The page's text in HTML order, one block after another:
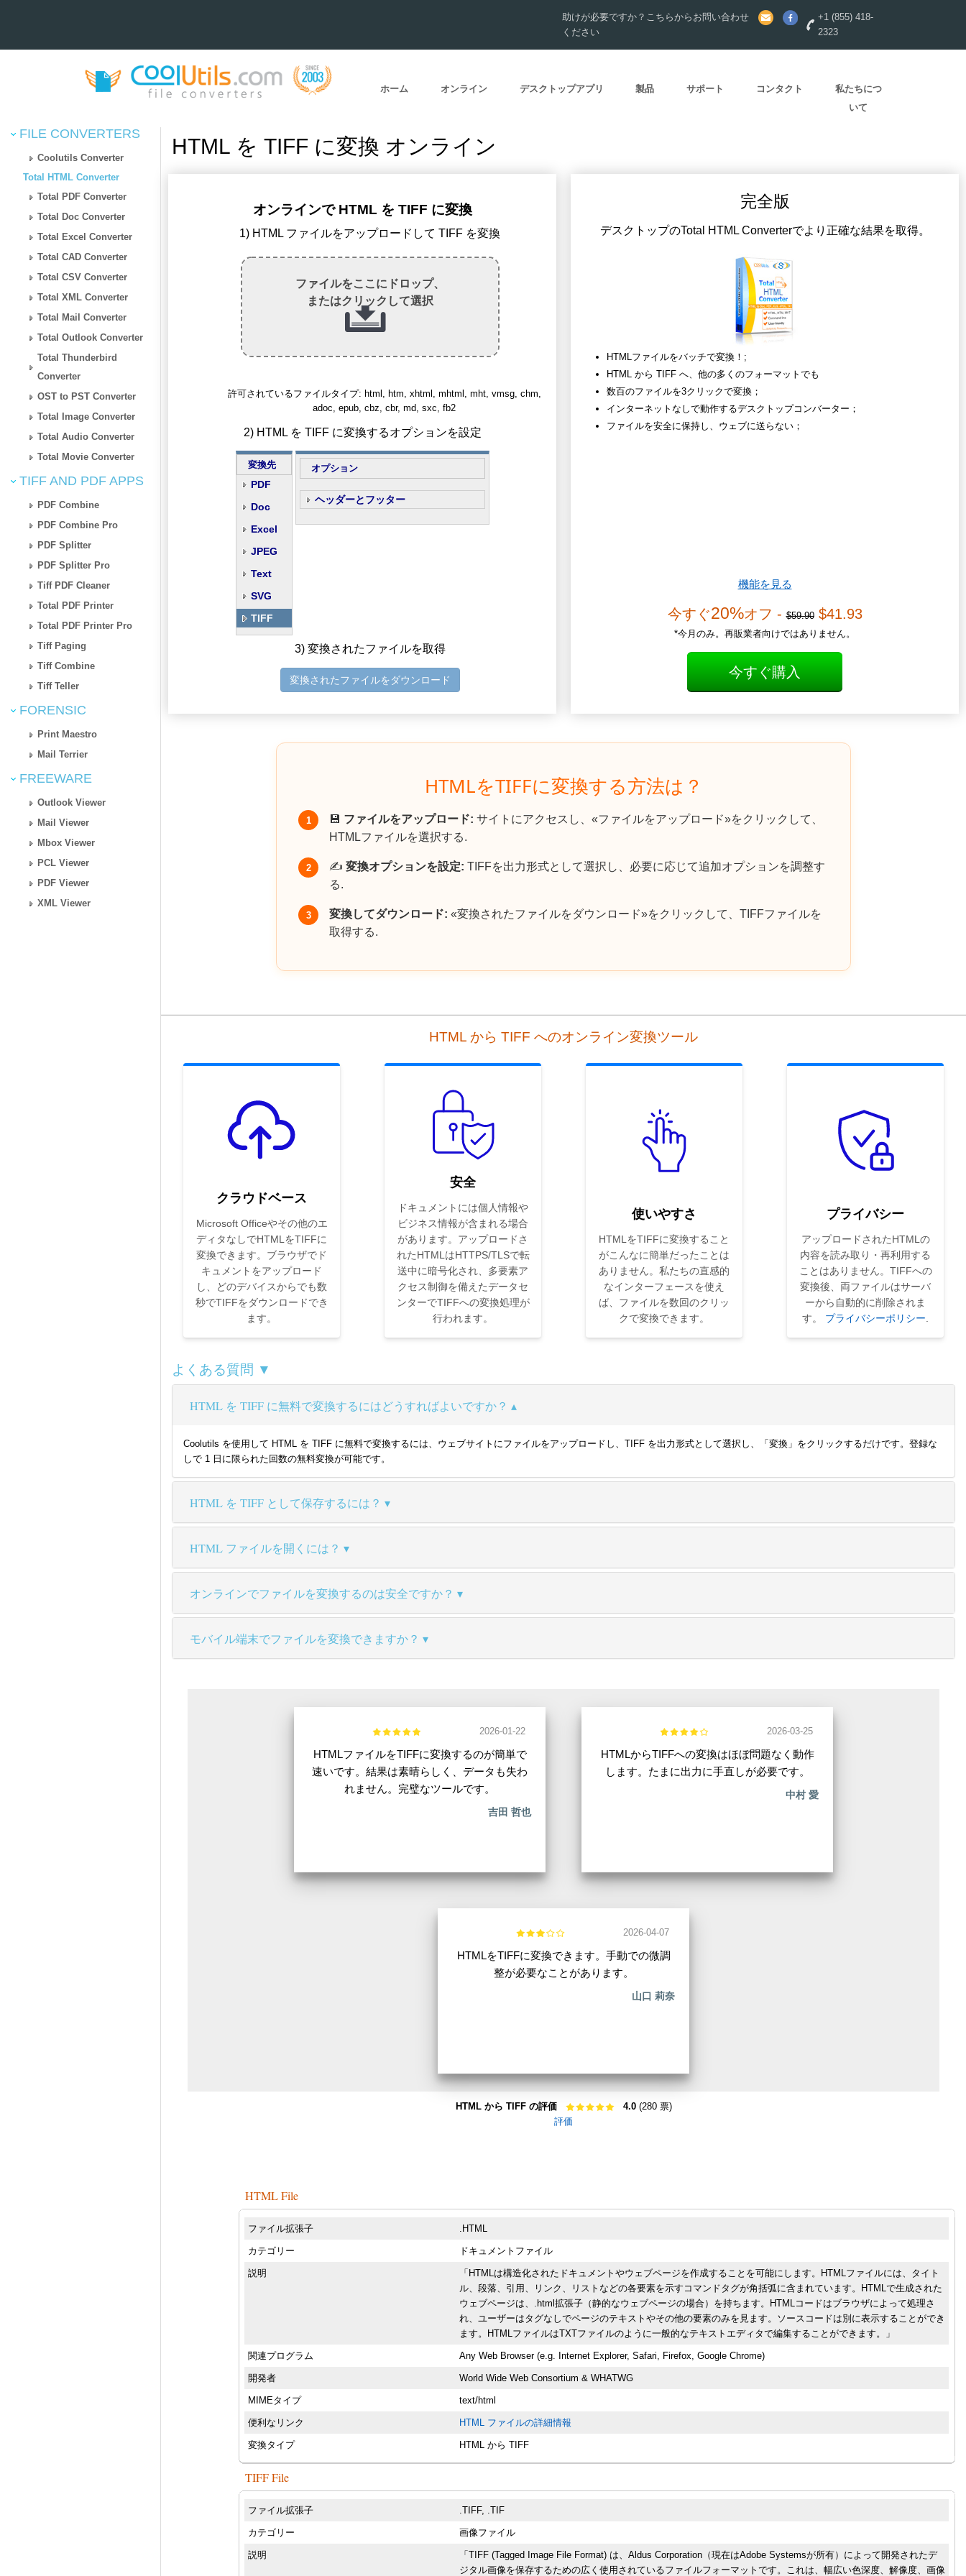
助けが必要ですか？こちらからお問い合わせ
ください
+1 (855) 418-
2323
ホーム オンライン デスクトップアプリ 製品 サポート コンタクト
私たちにつ
いて
FILE CONVERTERS
Coolutils Converter
Total HTML Converter
Total PDF Converter
Total Doc Converter
Total Excel Converter
Total CAD Converter
Total CSV Converter
Total XML Converter
Total Mail Converter
Total Outlook Converter
Total Thunderbird
Converter
OST to PST Converter
Total Image Converter
Total Audio Converter
Total Movie Converter
TIFF AND PDF APPS
PDF Combine
PDF Combine Pro
PDF Splitter
PDF Splitter Pro
Tiff PDF Cleaner
Total PDF Printer
Total PDF Printer Pro
Tiff Paging
Tiff Combine
Tiff Teller
FORENSIC
Print Maestro
Mail Terrier
FREEWARE
Outlook Viewer
Mail Viewer
Mbox Viewer
PCL Viewer
PDF Viewer
XML Viewer
HTML を TIFF に変換 オンライン
オンラインで HTML を TIFF に変換
1) HTML ファイルをアップロードして TIFF を変換
ファイルをここにドロップ、
またはクリックして選択
許可されているファイルタイプ: html, htm, xhtml, mhtml, mht, vmsg, chm,
adoc, epub, cbz, cbr, md, sxc, fb2
2) HTML を TIFF に変換するオプションを設定
変換先
PDF
Doc
Excel
JPEG
Text
SVG
TIFF
オプション
ヘッダーとフッター
3) 変換されたファイルを取得
変換されたファイルをダウンロード
完全版
デスクトップのTotal HTML Converterでより正確な結果を取得。
HTMLファイルをバッチで変換！;
HTML から TIFF へ、他の多くのフォーマットでも
数百のファイルを3クリックで変換；
インターネットなしで動作するデスクトップコンバーター；
ファイルを安全に保持し、ウェブに送らない；
機能を見る
今すぐ20%オフ -$59.90$41.93
*今月のみ。再販業者向けではありません。
今すぐ購入
HTMLをTIFFに変換する方法は？
1 💾 ファイルをアップロード: サイトにアクセスし、«ファイルをアップロード»をクリックして、
HTMLファイルを選択する.
2 ✍️ 変換オプションを設定: TIFFを出力形式として選択し、必要に応じて追加オプションを調整す
る.
3 変換してダウンロード: «変換されたファイルをダウンロード»をクリックして、TIFFファイルを
取得する.
HTML から TIFF へのオンライン変換ツール
クラウドベース
Microsoft Officeやその他のエ
ディタなしでHTMLをTIFFに
変換できます。ブラウザでド
キュメントをアップロード
し、どのデバイスからでも数
秒でTIFFをダウンロードでき
ます。
安全
ドキュメントには個人情報や
ビジネス情報が含まれる場合
があります。アップロードさ
れたHTMLはHTTPS/TLSで転
送中に暗号化され、多要素ア
クセス制御を備えたデータセ
ンターでTIFFへの変換処理が
行われます。
使いやすさ
HTMLをTIFFに変換すること
がこんなに簡単だったことは
ありません。私たちの直感的
なインターフェースを使え
ば、ファイルを数回のクリッ
クで変換できます。
プライバシー
アップロードされたHTMLの
内容を読み取り・再利用する
ことはありません。TIFFへの
変換後、両ファイルはサーバ
ーから自動的に削除されま
す。 プライバシーポリシー
よくある質問 ▼
HTML を TIFF に無料で変換するにはどうすればよいですか？
Coolutils を使用して HTML を TIFF に無料で変換するには、ウェブサイトにファイルをアップロードし、TIFF を出力形式として選択し、「変換」をクリックするだけです。登録な
しで 1 日に限られた回数の無料変換が可能です。
HTML を TIFF として保存するには？
HTML ファイルを開くには？
オンラインでファイルを変換するのは安全ですか？
モバイル端末でファイルを変換できますか？
2026-01-22
HTMLファイルをTIFFに変換するのが簡単で
速いです。結果は素晴らしく、データも失わ
れません。完璧なツールです。
吉田 哲也
2026-03-25
HTMLからTIFFへの変換はほぼ問題なく動作
します。たまに出力に手直しが必要です。
中村 愛
2026-04-07
HTMLをTIFFに変換できます。手動での微調
整が必要なことがあります。
山口 莉奈
HTML から TIFF の評価 4.0(280 票)
評価
HTML File
ファイル拡張子 .HTML
カテゴリー ドキュメントファイル
説明
「HTMLは構造化されたドキュメントやウェブページを作成することを可能にします。HTMLファイルには、タイト
ル、段落、引用、リンク、リストなどの各要素を示すコマンドタグが角括弧に含まれています。HTMLで生成された
ウェブページは、.html拡張子（静的なウェブページの場合）を持ちます。HTMLコードはブラウザによって処理さ
れ、ユーザーはタグなしでページのテキストやその他の要素のみを見ます。ソースコードは別に表示することができ
ます。HTMLファイルはTXTファイルのように一般的なテキストエディタで編集することができます。」
関連プログラム Any Web Browser (e.g. Internet Explorer, Safari, Firefox, Google Chrome)
開発者 World Wide Web Consortium & WHATWG
MIMEタイプ text/html
便利なリンク HTML ファイルの詳細情報
変換タイプ HTML から TIFF
TIFF File
ファイル拡張子 .TIFF, .TIF
カテゴリー 画像ファイル
説明
「TIFF (Tagged Image File Format) は、Aldus Corporation（現在はAdobe Systemsが所有）によって開発されたデ
ジタル画像を保存するための広く使用されているファイルフォーマットです。これは、幅広い色深度、解像度、画像